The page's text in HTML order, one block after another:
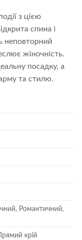
з цією
спина і
неповторний
жіночність.
посадку, а
та стилю.
Романтичний,
крій